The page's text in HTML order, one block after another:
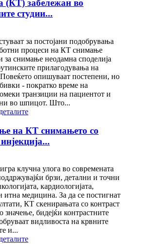
(КТ) забележан во
студии...
за постојани подобрувања
процеси на КТ снимање
за снимање неодамна споделија
прилагодувања на
опишуваат постепени, но
- пократко време на
транзиции на пациентот и
во шпицот. Што...
на КТ снимањето со
клучна улога во современата
брзи, детални и точни
кардиологијата,
итна медицина. За да се постигнат
КТ скенирањата со контраст
значење, бидејќи контрастните
видливоста на крвните
и...